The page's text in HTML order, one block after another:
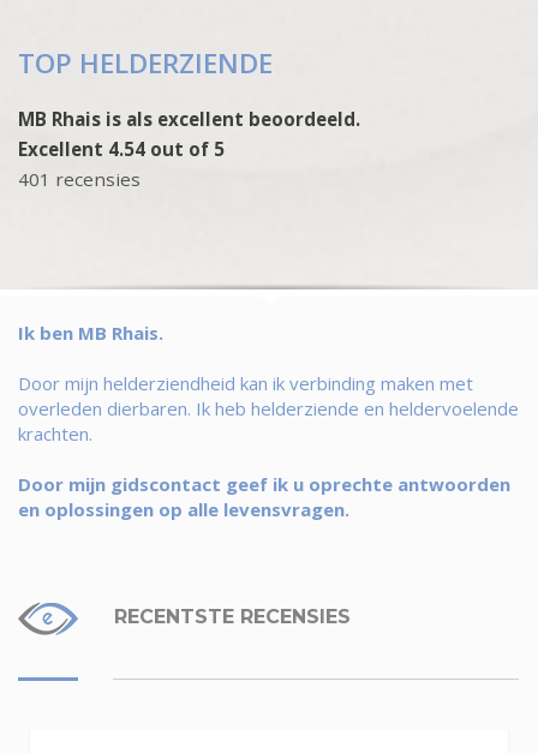
TOP HELDERZIENDE
MB Rhais is als excellent beoordeeld.
Excellent 4.54 out of 5
401 recensies
Ik ben MB Rhais.
Door mijn helderziendheid kan ik verbinding maken met
overleden dierbaren. Ik heb helderziende en heldervoelende
krachten.
Door mijn gidscontact geef ik u oprechte antwoorden
en oplossingen op alle levensvragen.
RECENTSTE RECENSIES